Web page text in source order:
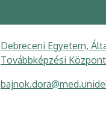
Debreceni Egyetem,
Továbbképzési Központ